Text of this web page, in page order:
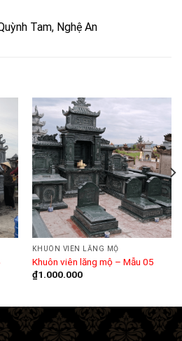
Tam, Nghệ An
KHUÔN VIÊN LĂNG MỘ
Khuôn viên lăng mộ – Mẫu 05
₫1.000.000